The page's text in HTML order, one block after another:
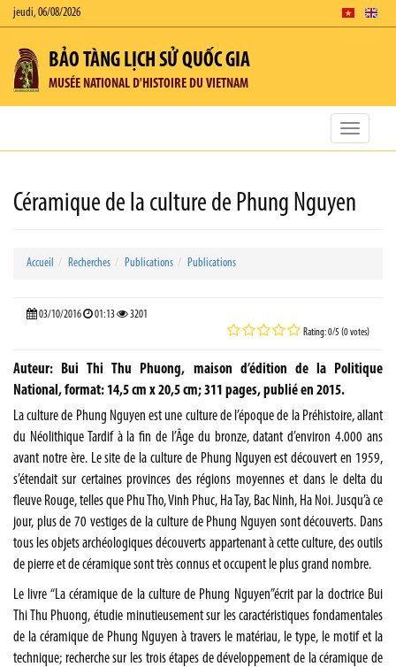
jeudi, 06/08/2026
BẢO TÀNG LỊCH SỬ QUỐC GIA
MUSÉE NATIONAL D'HISTOIRE DU VIETNAM
Toggle
Céramique de la culture de Phung Nguyen
Accueil Recherches Publications Publications
03/10/2016 01:13 3201
Rating: 0/5 (0 votes)
Auteur: Bui Thi Thu Phuong, maison d’édition de la Politique
National, format: 14,5 cm x 20,5 cm; 311 pages, publié en 2015.
La culture de Phung Nguyen est une culture de l’époque de la Préhistoire, allant
du Néolithique Tardif à la fin de l’Âge du bronze, datant d’environ 4.000 ans
avant notre ère. Le site de la culture de Phung Nguyen est découvert en 1959,
s’étendait sur certaines provinces des régions moyennes et dans le delta du
fleuve Rouge, telles que Phu Tho, Vinh Phuc, Ha Tay, Bac Ninh, Ha Noi. Jusqu’à ce
jour, plus de 70 vestiges de la culture de Phung Nguyen sont découverts. Dans
tous les objets archéologiques découverts appartenant à cette culture, des outils
de pierre et de céramique sont très connus et occupent le plus grand nombre.
Le livre “La céramique de la culture de Phung Nguyen”écrit par la doctrice Bui
Thi Thu Phuong, étudie minutieusement sur les caractéristiques fondamentales
de la céramique de Phung Nguyen à travers le matériau, le type, le motif et la
technique; recherche sur les trois étapes de développement de la céramique de